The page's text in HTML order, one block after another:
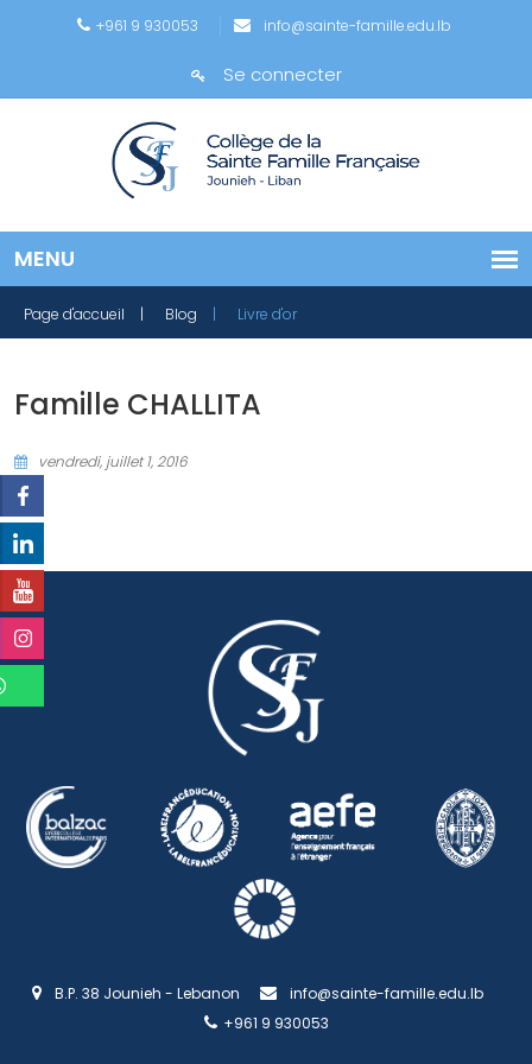
+961 9 930053 info@sainte-famille.edu.lb
Se connecter
Page d'accueil | Blog | Livre d'or
Famille CHALLITA
vendredi, juillet 1, 2016
B.P. 38 Jounieh - Lebanon
info@sainte-famille.edu.lb
+961 9 930053